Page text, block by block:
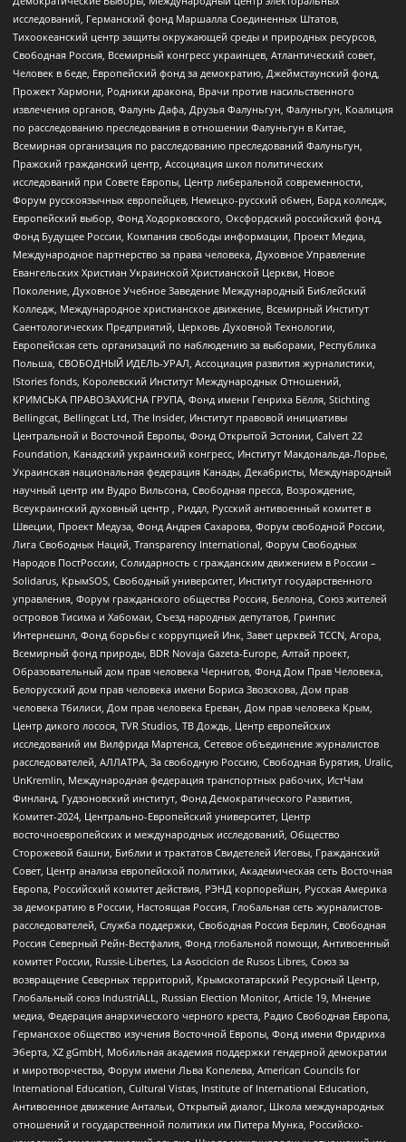
исследований, Германский фонд Маршалла Соединенных Штатов,
Тихоокеанский центр защиты окружающей среды и природных ресурсов,
Свободная Россия, Всемирный конгресс украинцев, Атлантический совет,
Человек в беде, Европейский фонд за демократию, Джеймстаунский фонд,
Прожект Хармони, Родники дракона, Врачи против насильственного
извлечения органов, Фалунь Дафа, Друзья Фалуньгун, Фалуньгун, Коалиция
по расследованию преследования в отношении Фалуньгун в Китае,
Всемирная организация по расследованию преследований Фалуньгун,
Пражский гражданский центр, Ассоциация школ политических
исследований при Совете Европы, Центр либеральной современности,
Форум русскоязычных европейцев, Немецко-русский обмен, Бард колледж,
Европейский выбор, Фонд Ходорковского, Оксфордский российский фонд,
Фонд Будущее России, Компания свободы информации, Проект Медиа,
Международное партнерство за права человека, Духовное Управление
Евангельских Христиан Украинской Христианской Церкви, Новое
Поколение, Духовное Учебное Заведение Международный Библейский
Колледж, Международное христианское движение, Всемирный Институт
Саентологических Предприятий, Церковь Духовной Технологии,
Европейская сеть организаций по наблюдению за выборами, Республика
Польша, СВОБОДНЫЙ ИДЕЛЬ-УРАЛ, Ассоциация развития журналистики,
IStories fonds, Королевский Институт Международных Отношений,
КРИМСЬКА ПРАВОЗАХИСНА ГРУПА, Фонд имени Генриха Бёлля, Stichting
Bellingcat, Bellingcat Ltd, The Insider, Институт правовой инициативы
Центральной и Восточной Европы, Фонд Открытой Эстонии, Calvert 22
Foundation, Канадский украинский конгресс, Институт Макдональда-Лорье,
Украинская национальная федерация Канады, Декабристы, Международный
научный центр им Вудро Вильсона, Свободная пресса, Возрождение,
Всеукраинский духовный центр , Риддл, Русский антивоенный комитет в
Швеции, Проект Медуза, Фонд Андрея Сахарова, Форум свободной России,
Лига Свободных Наций, Transparеncy International, Форум Свободных
Народов ПостРоссии, Солидарность с гражданским движением в России –
Solidarus, КрымSOS, Свободный университет, Институт государственного
управления, Форум гражданского общества Россия, Беллона, Союз жителей
островов Тисима и Хабомаи, Съезд народных депутатов, Гринпис
Интернешнл, Фонд борьбы с коррупцией Инк, Завет церквей TCCN, Агора,
Всемирный фонд природы, BDR Novaja Gazeta-Europe, Алтай проект,
Образовательный дом прав человека Чернигов, Фонд Дом Прав Человека,
Белорусский дом прав человека имени Бориса Звозскова, Дом прав
человека Тбилиси, Дом прав человека Ереван, Дом прав человека Крым,
Центр дикого лосося, TVR Studios, ТВ Дождь, Центр европейских
исследований им Вилфрида Мартенса, Сетевое объединение журналистов
расследователей, АЛЛАТРА, За свободную Россию, Свободная Бурятия, Uralic,
UnKremlin, Международная федерация транспортных рабочих, ИстЧам
Финланд, Гудзоновский институт, Фонд Демократического Развития,
Комитет-2024, Центрально-Европейский университет, Центр
восточноевропейских и международных исследований, Общество
Сторожевой башни, Библии и трактатов Свидетелей Иеговы, Гражданский
Совет, Центр анализа европейской политики, Академическая сеть Восточная
Европа, Российский комитет действия, РЭНД корпорейшн, Русская Америка
за демократию в России, Настоящая Россия, Глобальная сеть журналистов-
расследователей, Служба поддержки, Свободная Россия Берлин, Свободная
Россия Северный Рейн-Вестфалия, Фонд глобальной помощи, Антивоенный
комитет России, Russie-Libertes, La Asocicion de Rusos Libres, Союз за
возвращение Северных территорий, Крымскотатарский Ресурсный Центр,
Глобальный союз IndustriALL, Russian Election Monitor, Article 19, Мнение
медиа, Федерация анархического черного креста, Радио Свободная Европа,
Германское общество изучения Восточной Европы, Фонд имени Фридриха
Эберта, XZ gGmbH, Мобильная академия поддержки гендерной демократии
и миротворчества, Форум имени Льва Копелева, American Councils for
International Education, Cultural Vistas, Institute of International Education,
Антивоенное движение Антальи, Открытый диалог, Школа международных
отношений и государственной политики им Питера Мунка, Российско-